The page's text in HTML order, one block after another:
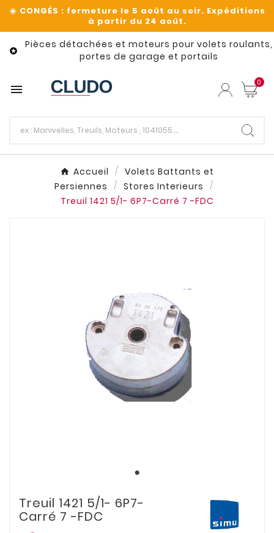

Pièces détachées et moteurs pour volets roulants,
portes de garage et portails
 0
Accueil
Volets Battants et
Persiennes
Stores Interieurs
Treuil 1421 5/1- 6P7-Carré 7 -FDC
Treuil 1421 5/1- 6P7-
Carré 7 -FDC